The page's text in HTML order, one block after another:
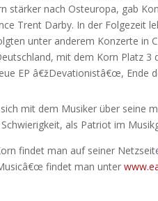
stärker nach Osteuropa, gab
Trent Darby. In der Folgezeit
unter anderem Konzerte in
mit dem Korn Platz
EP â€žDevationistâ€œ, Ende
mit dem Musiker über seine
als Patriot im
findet man auf seiner
findet man unter